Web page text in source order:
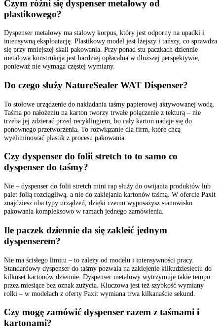
Czym różni się dyspenser metalowy od
plastikowego?
Dyspenser metalowy ma stalowy korpus, który jest odporny na upadki i
intensywną eksploatację. Plastikowy model jest lżejszy i tańszy, co sprawdza
się przy mniejszej skali pakowania. Przy ponad stu paczkach dziennie
metalowa konstrukcja jest bardziej opłacalna w dłuższej perspektywie,
ponieważ nie wymaga częstej wymiany.
Do czego służy NatureSealer WAT Dispenser?
To stołowe urządzenie do nakładania taśmy papierowej aktywowanej wodą.
Taśma po nałożeniu na karton tworzy trwałe połączenie z tekturą – nie
trzeba jej zdzierać przed recyklingiem, bo cały karton nadaje się do
ponownego przetworzenia. To rozwiązanie dla firm, które chcą
wyeliminować plastik z procesu pakowania.
Czy dyspenser do folii stretch to to samo co
dyspenser do taśmy?
Nie – dyspenser do folii stretch mini rap służy do owijania produktów lub
palet folią rozciągliwą, a nie do zaklejania kartonów taśmą. W ofercie Paxit
znajdziesz oba typy urządzeń, dzięki czemu wyposażysz stanowisko
pakowania kompleksowo w ramach jednego zamówienia.
Ile paczek dziennie da się zakleić jednym
dyspenserem?
Nie ma ścisłego limitu – to zależy od modelu i intensywności pracy.
Standardowy dyspenser do taśmy pozwala na zaklejenie kilkudziesięciu do
kilkuset kartonów dziennie. Dyspenser metalowy wytrzymuje takie tempo
przez miesiące bez oznak zużycia. Kluczowa jest też szybkość wymiany
rolki – w modelach z oferty Paxit wymiana trwa kilkanaście sekund.
Czy mogę zamówić dyspenser razem z taśmami i
kartonami?